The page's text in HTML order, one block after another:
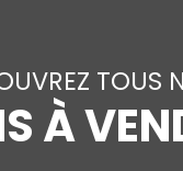
VENDRE LOUER
TOUS
À